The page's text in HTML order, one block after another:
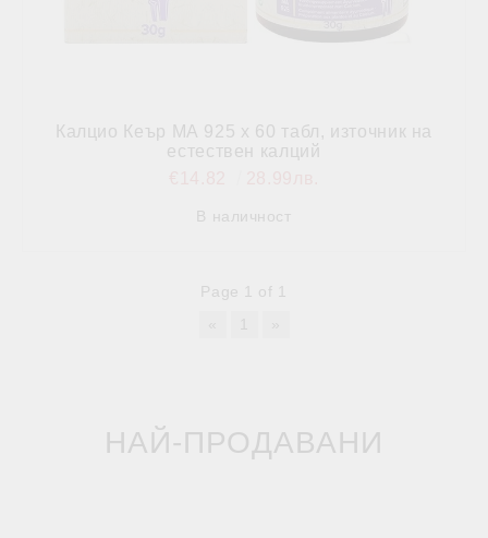
Калцио Кеър МА 925 х 60 табл, източник на
естествен калций
В наличност
Page 1 of 1
НАЙ-ПРОДАВАНИ